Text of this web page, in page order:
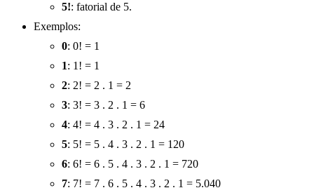
5!: fatorial de 5.
Exemplos:
0: 0! = 1
1: 1! = 1
2: 2! = 2 . 1 = 2
3: 3! = 3 . 2 . 1 = 6
4: 4! = 4 . 3 . 2 . 1 = 24
5: 5! = 5 . 4 . 3 . 2 . 1 = 120
6: 6! = 6 . 5 . 4 . 3 . 2 . 1 = 720
7: 7! = 7 . 6 . 5 . 4 . 3 . 2 . 1 = 5.040